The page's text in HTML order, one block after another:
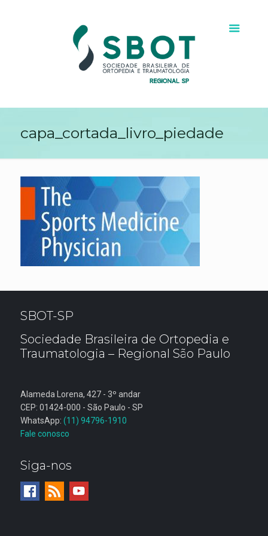
capa_cortada_livro_piedade
SBOT-SP
Sociedade Brasileira de Ortopedia e
Traumatologia – Regional São Paulo
Alameda Lorena, 427 - 3º andar
CEP: 01424-000 - São Paulo - SP
WhatsApp: (11) 94796-1910
Fale conosco
Siga-nos